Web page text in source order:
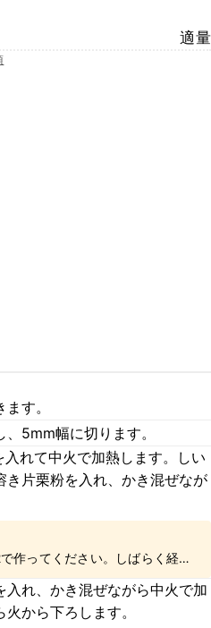
適量
す。
5mm幅に切ります。
れて中火で加熱します。しい
き片栗粉を入れ、かき混ぜなが
作ってください。しばらく経つ
よく混ぜてくださいね。
入れ、かき混ぜながら中火で加
から下ろします。